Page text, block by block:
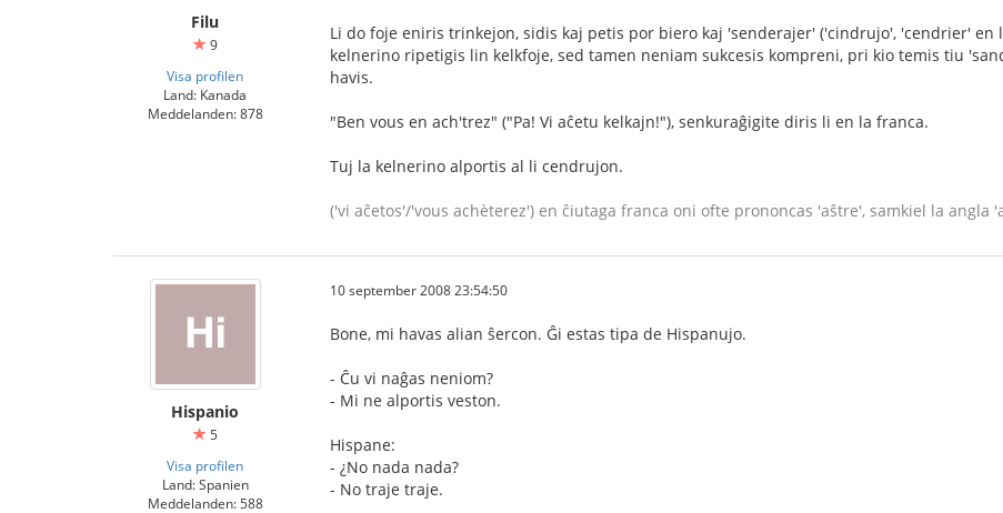
Filu
9
Visa profilen
Land: Kanada
Meddelanden: 878
Li do foje eniris trinkejon, sidis kaj petis por biero kaj 'senderajer' ('cindrujo', 'cendrier' en
kelnerino ripetigis lin kelkfoje, sed tamen neniam sukcesis kompreni, pri kio temis tiu
havis.
"Ben vous en ach'trez" ("Pa! Vi aĉetu kelkajn!"), senkuraĝigite diris li en la franca.
Tuj la kelnerino alportis al li cendrujon.
('vi aĉetos'/'vous achèterez') en ĉiutaga franca oni ofte prononcas 'aŝtre', samkiel la angla
Hispanio
5
Visa profilen
Land: Spanien
Meddelanden: 588
10 september 2008 23:54:50
Bone, mi havas alian ŝercon. Ĝi estas tipa de Hispanujo.
- Ĉu vi naĝas neniom?
- Mi ne alportis veston.
Hispane:
- ¿No nada nada?
- No traje traje.